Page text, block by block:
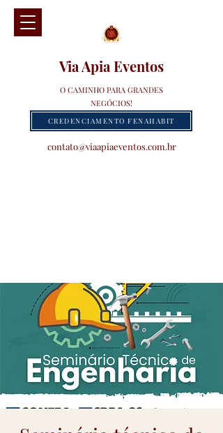
Via Apia Eventos
O CAMINHO PARA GRANDES
NEGÓCIOS!
contato@viaapiaeventos.com.br
CREDENCIAMENTO FENAHABIT